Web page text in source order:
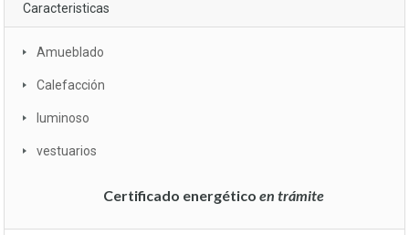
Caracteristicas
Amueblado
Calefacción
luminoso
vestuarios
Certificado energético en trámite